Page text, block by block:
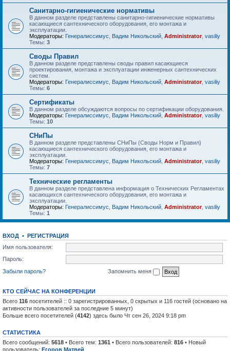
Санитарно-гигиенические нормативы
В данном разделе представлены санитарно-гигиенические нормативы
касающиеся сантехнического оборудования, его монтажа и
эксплуатации.
Модераторы: Генералиссимус Вадим Никольский Administrator, vasiliy
Темы: 3
Своды Правил
В данном разделе представлены своды правил касающиеся
проектирования, монтажа и эксплуатации инженерных сантехнических
систем.
Модераторы: Генералиссимус Вадим Никольский Administrator, vasiliy
Темы: 6
Сертификаты
В данном разделе обсуждаются вопросы по сертификации оборудования.
Модераторы: Генералиссимус Вадим Никольский Administrator, vasiliy
Темы: 10
СНиПы
В данном разделе представлены СНиПы (Своды Норм и Правил)
касающиеся сантехнического оборудования, его монтажа и
эксплуатации.
Модераторы: Генералиссимус Вадим Никольский Administrator, vasiliy
Темы: 7
Технические регламенты
В данном разделе представлена информация о Технических Регламентах
касающихся сантехнического оборудования, его монтажа и
эксплуатации.
Модераторы: Генералиссимус Вадим Никольский Administrator, vasiliy
Темы: 1
ВХОД • РЕГИСТРАЦИЯ
Имя пользователя:
Пароль:
Забыли пароль?
Запомнить меня
КТО СЕЙЧАС НА КОНФЕРЕНЦИИ
Всего 116 посетителей :: 0 зарегистрированных, 0 скрытых и 116 гостей (основано на
активности пользователей за последние 5 минут)
Больше всего посетителей (4142) здесь было Чт сен 26, 2024 9:18 pm
СТАТИСТИКА
Всего сообщений: 5618 • Всего тем: 1361 • Всего пользователей: 816 • Новый
пользователь: Егоров Матвей